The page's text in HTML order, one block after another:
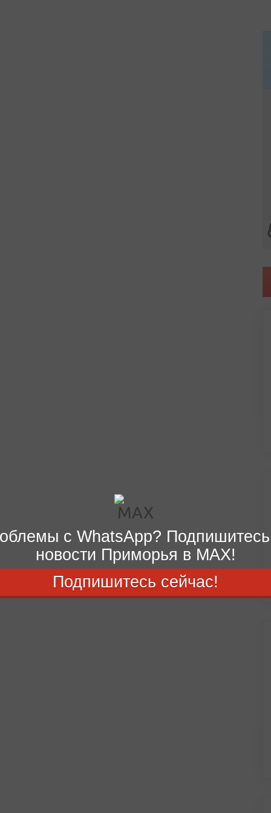
с WhatsApp?
новости Приморья в MAX!
Подпишитесь сейчас!